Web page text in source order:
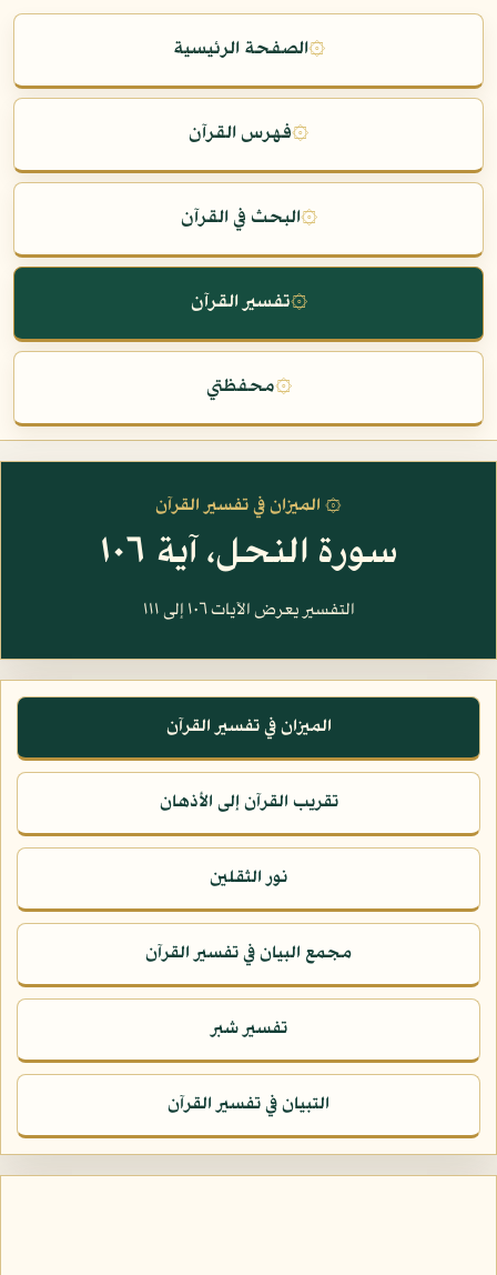
۞الصفحة الرئيسية
۞فهرس القرآن
۞البحث في القرآن
۞تفسير القرآن
۞محفظتي
۞ الميزان في تفسير القرآن
سورة النحل، آية ١٠٦
التفسير يعرض الآيات ١٠٦ إلى ١١١
الميزان في تفسير القرآن
تقريب القرآن إلى الأذهان
نور الثقلين
مجمع البيان في تفسير القرآن
تفسير شبر
التبيان في تفسير القرآن